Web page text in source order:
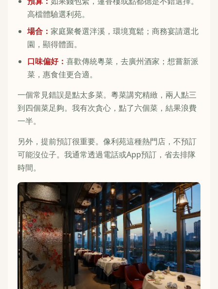
高檔體驗選利苑。
場合： 家庭聚餐選泮溪，環境寬鬆；商務宴請選北
園，顯得體面。
口味偏好： 喜歡傳統粵菜，去廣州酒家；想嘗新派
菜，惠食佳更合適。
一個常見錯誤是點太多菜。粵菜講究精緻，兩人點三
到四個菜足夠。我有次貪心，點了六個菜，結果浪費
一半。
另外，提前預訂很重要。像利苑這種熱門店，不預訂
可能沒位子。我通常透過電話或App預訂，省去排隊
時間。